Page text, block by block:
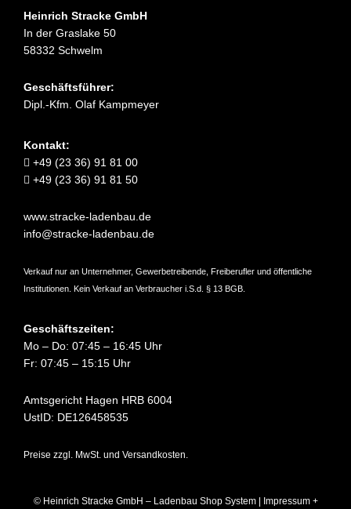
Heinrich Stracke GmbH
In der Graslake 50
58332 Schwelm
Geschäftsführer:
Dipl.-Kfm. Olaf Kampmeyer
Kontakt:
+49 (23 36) 91 81 00
+49 (23 36) 91 81 50
www.stracke-ladenbau.de
info@stracke-ladenbau.de
Verkauf nur an Unternehmer, Gewerbetreibende, Freiberufler und öffentliche
Institutionen. Kein Verkauf an Verbraucher i.S.d. § 13 BGB.
Geschäftszeiten:
Mo – Do: 07:45 – 16:45 Uhr
Fr: 07:45 – 15:15 Uhr
Amtsgericht Hagen HRB 6004
UstID: DE126458535
Preise zzgl. MwSt. und Versandkosten.
© Heinrich Stracke GmbH – Ladenbau Shop System | Impressum +